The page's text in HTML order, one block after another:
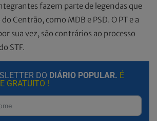
fazem parte de legendas que
Centrão, como MDB e PSD. O PT e a
sua vez, são contrários ao processo
STF.
DO DIÁRIO POPULAR. É
GRATUITO !